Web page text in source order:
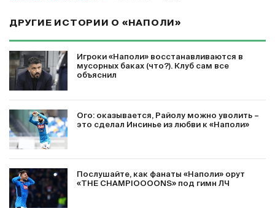
ДРУГИЕ ИСТОРИИ О «НАПОЛИ»
Игроки «Наполи» восстанавливаются в
мусорных баках (что?). Клуб сам все
объяснил
Ого: оказывается, Райолу можно уволить –
это сделал Инсинье из любви к «Наполи»
Послушайте, как фанаты «Наполи» орут
«THE CHAMPIOOOONS» под гимн ЛЧ